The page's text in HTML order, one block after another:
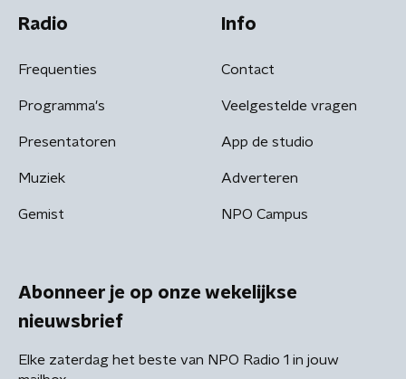
Radio
Frequenties
Programma's
Presentatoren
Muziek
Gemist
Info
Contact
Veelgestelde vragen
App de studio
Adverteren
NPO Campus
Abonneer je op onze wekelijkse
nieuwsbrief
Elke zaterdag het beste van NPO Radio 1 in jouw